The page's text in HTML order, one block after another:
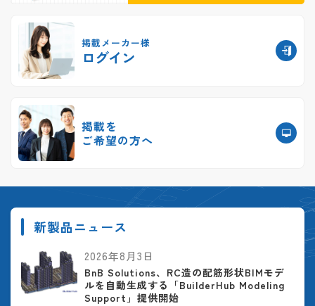
掲載メーカー様
ログイン
掲載を
ご希望の方へ
新製品ニュース
2026年8月3日
BnB Solutions、RC造の配筋形状BIMモデ
ルを自動生成する「BuilderHub Modeling
Support」提供開始